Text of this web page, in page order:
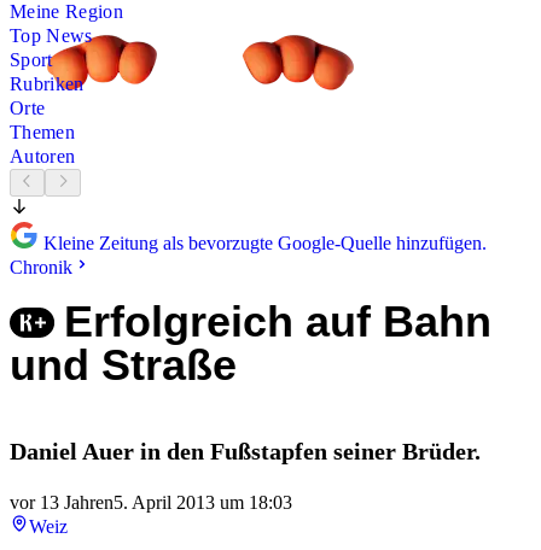
Meine Region
Top News
Sport
Rubriken
Orte
Themen
Autoren
Kleine Zeitung als bevorzugte Google-Quelle hinzufügen.
Chronik
Erfolgreich auf Bahn
und Straße
Daniel Auer in den Fußstapfen seiner Brüder.
vor 13 Jahren5. April 2013 um 18:03
Weiz